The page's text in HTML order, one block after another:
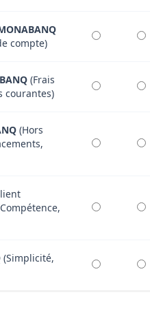
compte)
(Frais
courantes)
(Hors
(Simplicité,